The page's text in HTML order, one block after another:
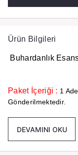
Ürün Bilgileri
Buhardanlık
Paket İçeriği : 1
Gönderilmektedir.
DEVAMINI OKU